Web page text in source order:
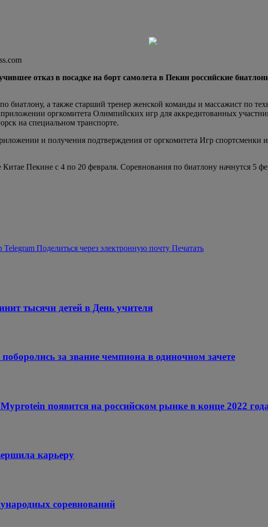
отказ в посадке на борт самолета в Пекин российские
биатлону, а также старший тренер женской команды и массажист по
оргкомитета Олимпийских игр для аккредитованных
на специальном транспорте.
и получения подтверждения от оргкомитета Игр
Пекине с 4 по 20 февраля. Соревнования по биатлону начнутся 5
Telegram Поделиться через электронную почту Печатать
тысячи детей в День учителя
за звание чемпиона в одиночном зачете
появится на российском рынке в конце 2022
карьеру
соревнований